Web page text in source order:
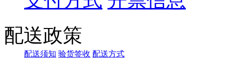
配送政策
配送须知 验货签收 配送方式